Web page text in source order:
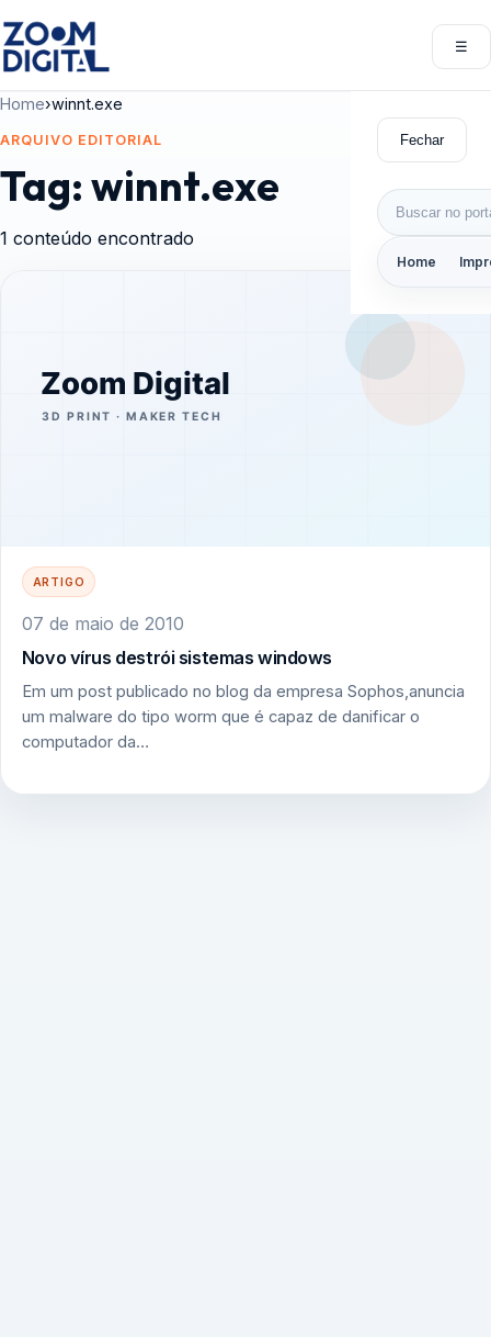
☰
Fechar
Buscar por:
Home
Home›winnt.exe
ARQUIVO EDITORIAL
Tag:winnt.exe
1 conteúdo encontrado
ARTIGO
07 de maio de 2010
Novo vírus destrói sistemas windows
Em um post publicado no blog da empresa Sophos,anuncia
um malware do tipo worm que é capaz de danificar o
computador da…